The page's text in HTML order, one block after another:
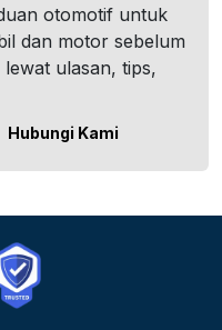
otomotif untuk
dan motor sebelum
ulasan, tips,
Hubungi Kami